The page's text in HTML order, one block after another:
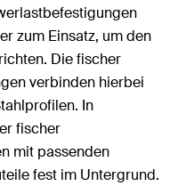
zum Einsatz, um den
Die fischer
verbinden hierbei
In
fischer
mit passenden
fest im Untergrund.